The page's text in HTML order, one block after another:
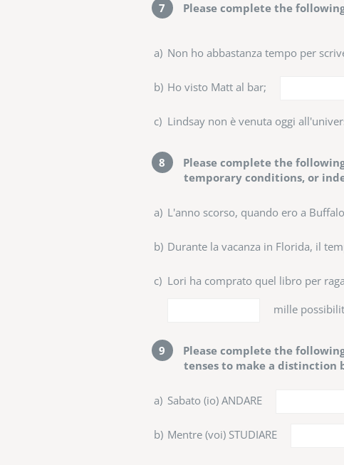
7 Please complete the
a) Non ho abbastanza tempo per
b) Ho visto Matt al bar;
c) Lindsay non è venuta oggi
8
Please complete the
temporary conditions, or
a) L'anno scorso, quando ero a
b) Durante la vacanza in Florida, il
c) Lori ha comprato quel libro per
mille
9
Please complete the
tenses to make a distinction
a) Sabato (io) ANDARE
b) Mentre (voi) STUDIARE